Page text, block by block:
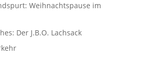
Weihnachtspause im
Der J.B.O. Lachsack